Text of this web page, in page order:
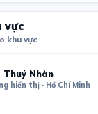
vực
khu vực
Thuý Nhàn
hiển thị · Hồ Chí Minh